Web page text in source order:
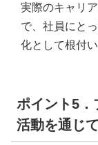
実際のキャリ
で、社員にと
化として根付
ポイント5．
活動を通じ